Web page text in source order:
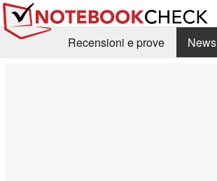
Recensioni e prove
News